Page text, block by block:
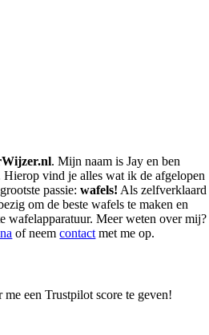
. Mijn naam is Jay en ben
Hierop vind je alles wat ik de afgelopen
passie:wafels! Als zelfverklaard
om de beste wafels te maken en
wafelapparatuur. Meer weten over mij?
of neemcontact met me op.
een Trustpilot score te geven!